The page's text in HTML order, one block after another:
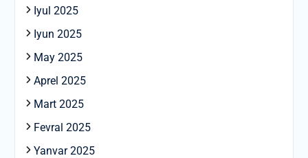
Iyul 2025
Iyun 2025
May 2025
Aprel 2025
Mart 2025
Fevral 2025
Yanvar 2025